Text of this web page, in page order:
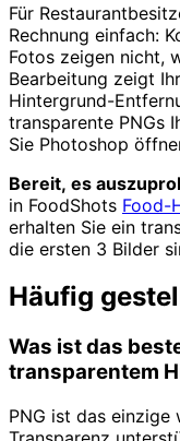
Für
Rechnung einfach:
Fotos zeigen nicht,
Bearbeitung zeigt
Hintergrund-
transparente PNGs
Sie Photoshop
Bereit, es
in FoodShots Food-
erhalten Sie ein
die ersten 3 Bilder
Häufig
Was ist das
transparentem
PNG ist das